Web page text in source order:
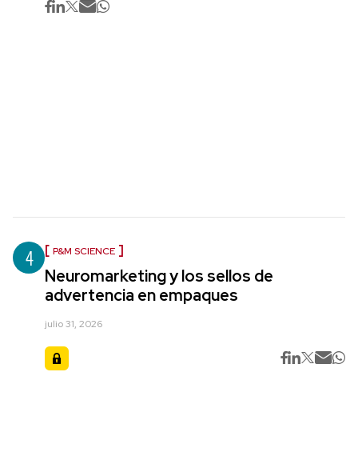
4 P&M SCIENCE
Neuromarketing y los sellos de
advertencia en empaques
julio 31, 2026